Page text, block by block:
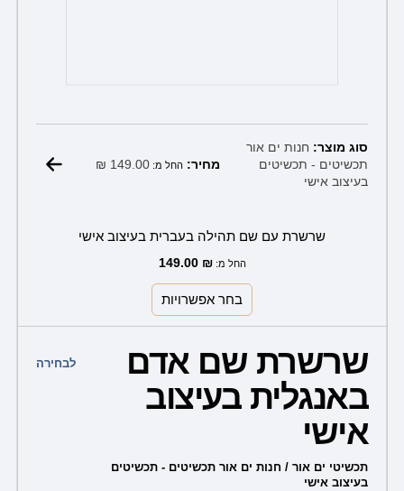
סוג מוצר: חנות ים אור
תכשיטים - תכשיטים
בעיצוב אישי
מחיר: החל מ: 149.00
₪
שרשרת עם שם תהילה בעברית בעיצוב אישי
החל מ: 149.00 ₪
בחר אפשרויות
שרשרת שם אדם
באנגלית בעיצוב
אישי
תכשיטי ים אור / חנות ים אור תכשיטים - תכשיטים
בעיצוב אישי
לבחירה
זה
יש
מספר